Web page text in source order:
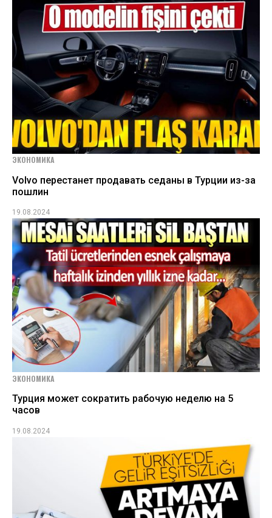
ЭКОНОМИКА
Volvo перестанет продавать седаны в Турции из-за
пошлин
19.08.2024
ЭКОНОМИКА
Турция может сократить рабочую неделю на 5
часов
19.08.2024